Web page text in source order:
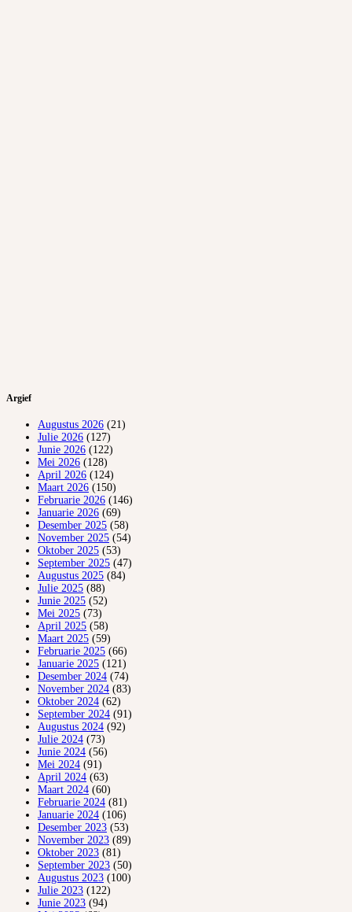
Argief
Augustus 2026 (21)
Julie 2026 (127)
Junie 2026 (122)
Mei 2026 (128)
April 2026 (124)
Maart 2026 (150)
Februarie 2026 (146)
Januarie 2026 (69)
Desember 2025 (58)
November 2025 (54)
Oktober 2025 (53)
September 2025 (47)
Augustus 2025 (84)
Julie 2025 (88)
Junie 2025 (52)
Mei 2025 (73)
April 2025 (58)
Maart 2025 (59)
Februarie 2025 (66)
Januarie 2025 (121)
Desember 2024 (74)
November 2024 (83)
Oktober 2024 (62)
September 2024 (91)
Augustus 2024 (92)
Julie 2024 (73)
Junie 2024 (56)
Mei 2024 (91)
April 2024 (63)
Maart 2024 (60)
Februarie 2024 (81)
Januarie 2024 (106)
Desember 2023 (53)
November 2023 (89)
Oktober 2023 (81)
September 2023 (50)
Augustus 2023 (100)
Julie 2023 (122)
Junie 2023 (94)